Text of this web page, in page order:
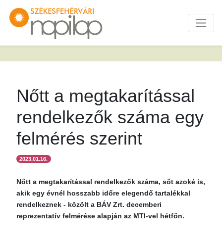
Nőtt a megtakarítással
rendelkezők száma egy
felmérés szerint
2023.01.16.
Nőtt a megtakarítással rendelkezők száma, sőt azoké is,
akik egy évnél hosszabb időre elegendő tartalékkal
rendelkeznek - közölt a BÁV Zrt. decemberi
reprezentatív felmérése alapján az MTI-vel hétfőn.